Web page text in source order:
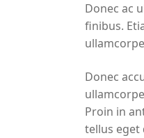
Donec ac
finibus.
Donec
Proin in
tellus eget